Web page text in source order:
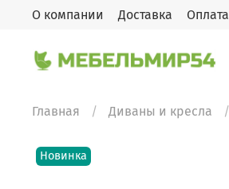
О компании Доставка Оплата
Главная Диваны и кресла
Новинка